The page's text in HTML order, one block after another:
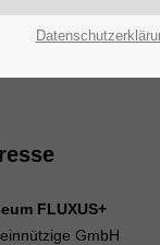
FLUXUS+
GmbH